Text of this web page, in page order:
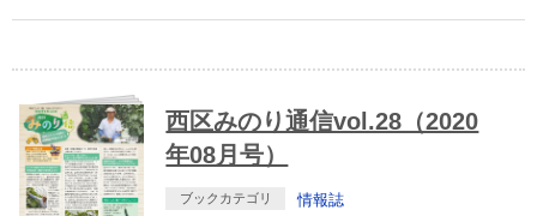
西区みのり通信vol.28（2020
年08月号）
ブックカテゴリ 情報誌